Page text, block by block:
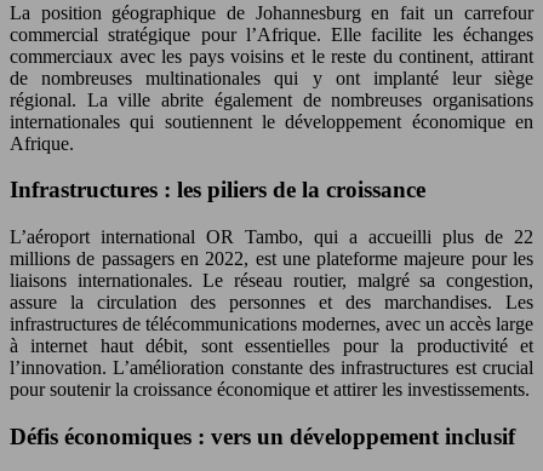
La position géographique de Johannesburg en fait un carrefour
commercial stratégique pour l’Afrique. Elle facilite les échanges
commerciaux avec les pays voisins et le reste du continent, attirant
de nombreuses multinationales qui y ont implanté leur siège
régional. La ville abrite également de nombreuses organisations
internationales qui soutiennent le développement économique en
Afrique.
Infrastructures : les piliers de la croissance
L’aéroport international OR Tambo, qui a accueilli plus de 22
millions de passagers en 2022, est une plateforme majeure pour les
liaisons internationales. Le réseau routier, malgré sa congestion,
assure la circulation des personnes et des marchandises. Les
infrastructures de télécommunications modernes, avec un accès large
à internet haut débit, sont essentielles pour la productivité et
l’innovation. L’amélioration constante des infrastructures est crucial
pour soutenir la croissance économique et attirer les investissements.
Défis économiques : vers un développement inclusif